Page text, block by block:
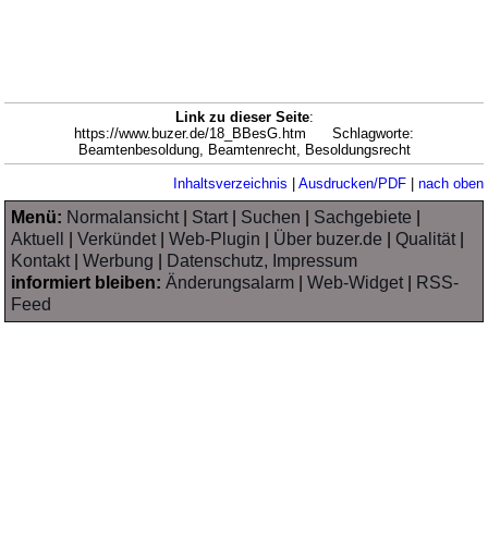
Link zu dieser Seite:
https://www.buzer.de/18_BBesG.htm Schlagworte:
Beamtenbesoldung, Beamtenrecht, Besoldungsrecht
Inhaltsverzeichnis Ausdrucken/PDF| nach oben
Menü: Normalansicht| Start| Suchen Sachgebiete
Aktuell
|Verkündet|Web-Plugin Über buzer.de |Qualität|
Kontakt|Werbung
Datenschutz, Impressum
informiert bleiben: Änderungsalarm |Web-Widget|
RSS-
Feed